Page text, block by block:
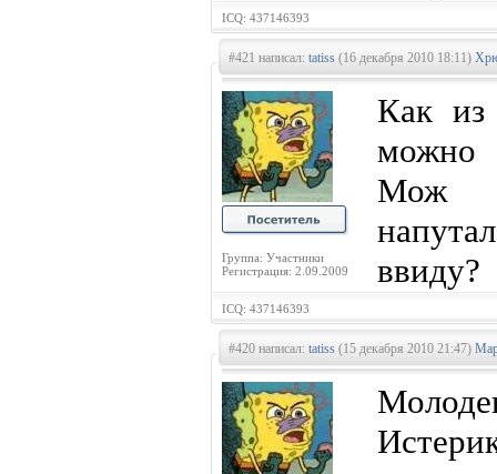
ICQ: 437146393
#421 написал: tatiss (16 декабря 2010 18:11)
Группа: Участники
Регистрация: 2.09.2009
Как из
можно
Мож
ввиду?
ICQ: 437146393
#420 написал: tatiss (15 декабря 2010 21:47)